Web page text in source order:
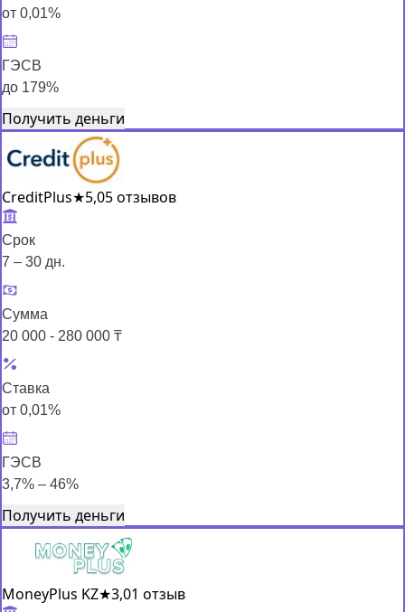
от 0,01%
ГЭСВ
до 179%
Получить деньги
CreditPlus★5,05 отзывов
Срок
7 – 30 дн.
Сумма
20 000 - 280 000 ₸
Ставка
от 0,01%
ГЭСВ
3,7% – 46%
Получить деньги
MoneyPlus KZ★3,01 отзыв